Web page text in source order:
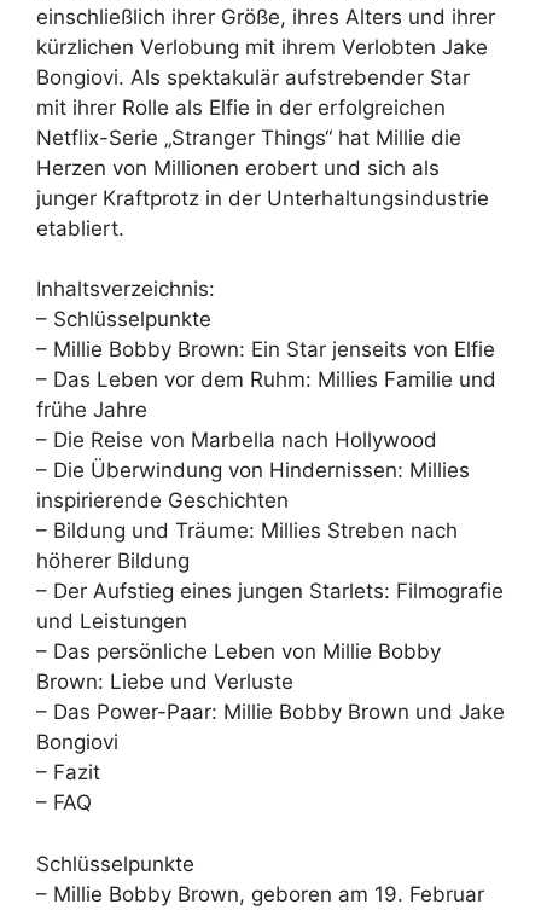
einschließlich ihrer Größe, ihres Alters und ihrer
kürzlichen Verlobung mit ihrem Verlobten Jake
Bongiovi. Als spektakulär aufstrebender Star
mit ihrer Rolle als Elfie in der erfolgreichen
Netflix-Serie „Stranger Things“ hat Millie die
Herzen von Millionen erobert und sich als
junger Kraftprotz in der Unterhaltungsindustrie
etabliert.
Inhaltsverzeichnis:
– Schlüsselpunkte
– Millie Bobby Brown: Ein Star jenseits von Elfie
– Das Leben vor dem Ruhm: Millies Familie und
frühe Jahre
– Die Reise von Marbella nach Hollywood
– Die Überwindung von Hindernissen: Millies
inspirierende Geschichten
– Bildung und Träume: Millies Streben nach
höherer Bildung
– Der Aufstieg eines jungen Starlets: Filmografie
und Leistungen
– Das persönliche Leben von Millie Bobby
Brown: Liebe und Verluste
– Das Power-Paar: Millie Bobby Brown und Jake
Bongiovi
– Fazit
– FAQ
Schlüsselpunkte
– Millie Bobby Brown, geboren am 19. Februar